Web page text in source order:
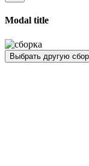
Modal title
Выбрать другую